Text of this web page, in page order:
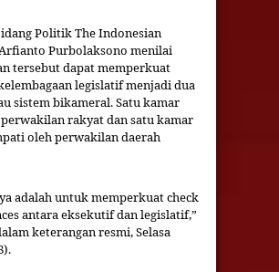
Politik The Indonesian
Purbolaksono menilai
tersebut dapat memperkuat
legislatif menjadi dua
sistem bikameral. Satu kamar
rakyat dan satu kamar
oleh perwakilan daerah
adalah untuk memperkuat check
antara eksekutif dan legislatif,”
keterangan resmi, Selasa